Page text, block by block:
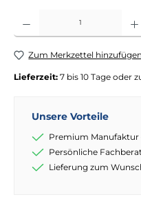
Produkt Anzahl: Gib den
Zum Merkzettel hinzufügen
Lieferzeit: 7 bis 10 Tage oder
Unsere Vorteile
Premium Manufaktur
Persönliche
Lieferung zum